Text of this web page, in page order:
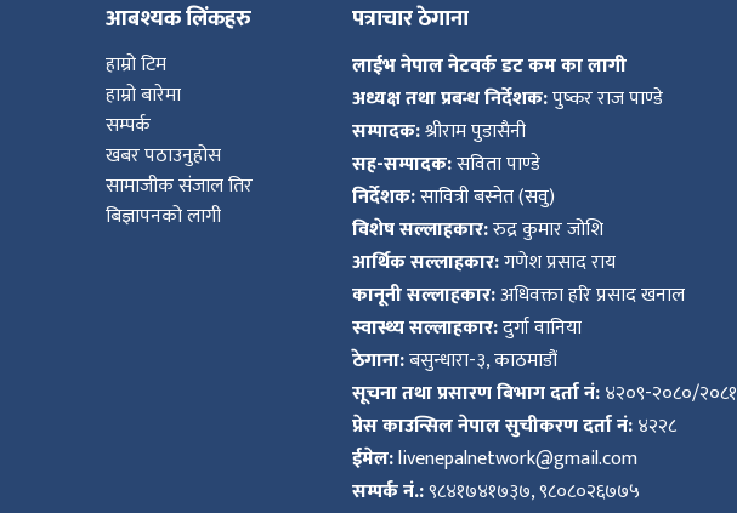
आबश्यक लिंकहरु
हाम्रो टिम
हाम्रो बारेमा
सम्पर्क
खबर पठाउनुहोस
सामाजीक संजाल तिर
बिज्ञापनको लागी
पत्राचार ठेगाना
लाईभ नेपाल नेटवर्क डट कम का लागी
अध्यक्ष तथा प्रबन्ध निर्देशक:पुष्कर राज पाण्डे
सम्पादक:श्रीराम पुडासैनी
सह-सम्पादक:सविता पाण्डे
निर्देशक:सावित्री बस्नेत (सवु)
विशेष सल्लाहकार:रुद्र कुमार जोशि
आर्थिक सल्लाहकार:गणेश प्रसाद राय
कानूनी सल्लाहकार:अधिवक्ता हरि प्रसाद खनाल
स्वास्थ्य सल्लाहकार:दुर्गा वानिया
ठेगाना:बसुन्धारा-३, काठमाडौं
सूचना तथा प्रसारण बिभाग दर्ता नं:४२०९-२०८०/२०८१
प्रेस काउन्सिल नेपाल सुचीकरण दर्ता नं:४२२८
ईमेल:livenepalnetwork@gmail.com
सम्पर्क नं.:९८४१७४१७३७, ९८०८०२६७७५